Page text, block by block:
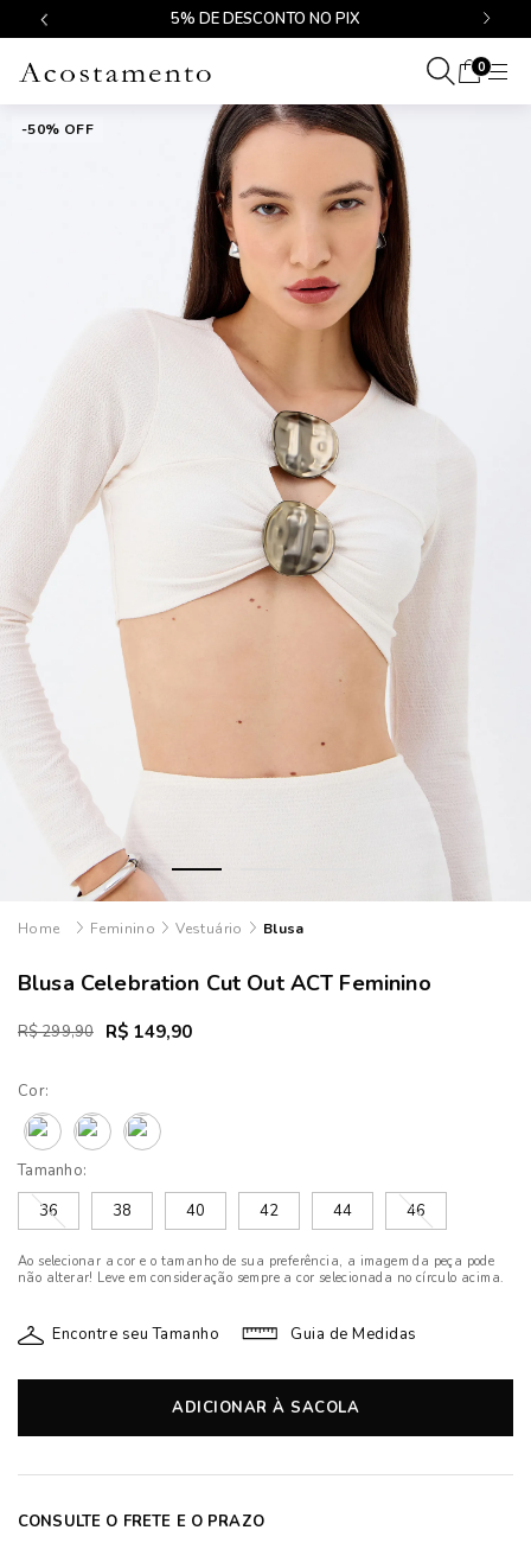
1ª TROCA GRÁTIS
0
-50% OFF
Feminino Vestuário Blusa
Blusa Celebration Cut Out ACT Feminino
R$ 299,90 R$ 149,90
Cor:
Tamanho:
36
38 40 42 44 46
Ao selecionar a cor e o tamanho de sua preferência, a imagem da peça pode
não alterar! Leve em consideração sempre a cor selecionada no círculo acima.
Encontre seu Tamanho Guia de Medidas
ADICIONAR À SACOLA